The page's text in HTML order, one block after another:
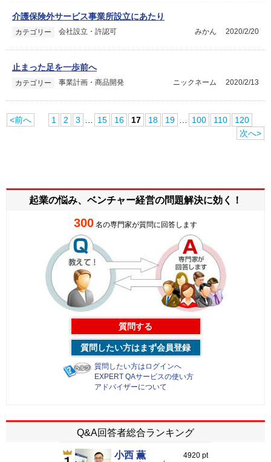
介護保険外サービス事業所設立にあたり
カテゴリー 会社設立・許認可 2020/2/20
みかん
止まった足を一歩前へ
カテゴリー 事業計画・商品開発 2020/2/13
ニックネーム
<前へ 1 2 3 15 16 17 18 19 100 110
120
次へ>
起業の悩み、ベンチャー経営の問題解決に効く！
300 名の専門家が質問に回答します
質問する
質問したい方はまず会員登録
質問したい方はログインへ
EXPERT QAサービスの使い方
アドバイザーについて
Q&A回答者総合ランキング
小西 薫 4920 pt